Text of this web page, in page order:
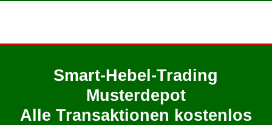
Smart-Hebel-Trading
Musterdepot
Alle Transaktionen kostenlos